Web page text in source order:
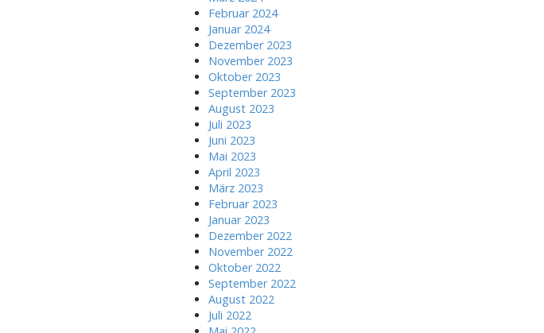
Februar 2024
Januar 2024
Dezember 2023
November 2023
Oktober 2023
September 2023
August 2023
Juli 2023
Juni 2023
Mai 2023
April 2023
März 2023
Februar 2023
Januar 2023
Dezember 2022
November 2022
Oktober 2022
September 2022
August 2022
Juli 2022